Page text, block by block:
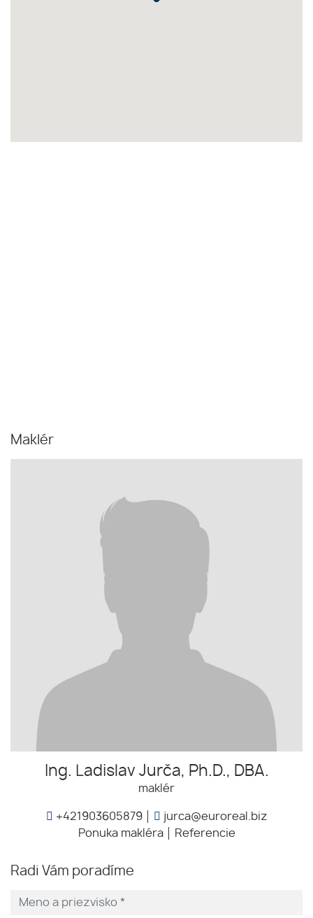
Maklér
Ing. Ladislav Jurča, Ph.D., DBA.
maklér
+421903605879
jurca@euroreal.biz
Ponuka makléra
Referencie
Radi Vám poradíme